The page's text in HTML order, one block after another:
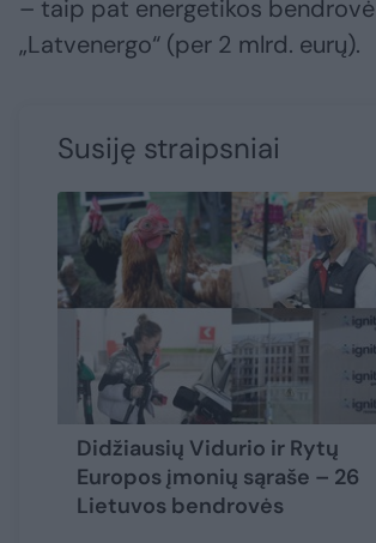
– taip pat energetikos bendrovė
„Latvenergo“ (per 2 mlrd. eurų).
Susiję straipsniai
Didžiausių Vidurio ir Rytų
Europos įmonių sąraše – 26
Lietuvos bendrovės